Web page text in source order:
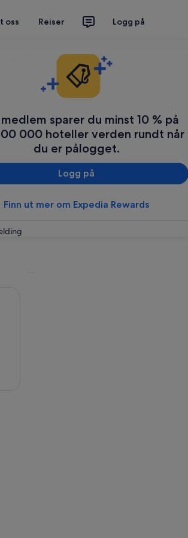
oss Reiser Logg på
sparer du minst 10 % på
000 hoteller verden rundt når
du er pålogget.
Logg på
Finn ut mer om Expedia Rewards